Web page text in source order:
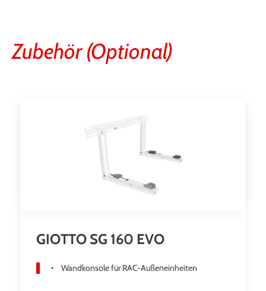
Zubehör (Optional)
GIOTTO SG 160 EVO
Wandkonsole für RAC-Außeneinheiten